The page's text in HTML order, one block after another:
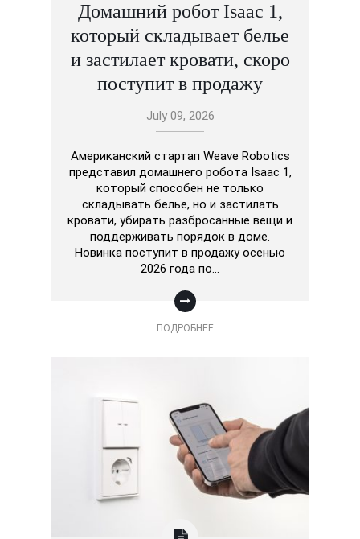
Домашний робот Isaac 1,
который складывает белье
и застилает кровати, скоро
поступит в продажу
July 09, 2026
Американский стартап Weave Robotics
представил домашнего робота Isaac 1,
который способен не только
складывать белье, но и застилать
кровати, убирать разбросанные вещи и
поддерживать порядок в доме.
Новинка поступит в продажу осенью
2026 года по…
ПОДРОБНЕЕ